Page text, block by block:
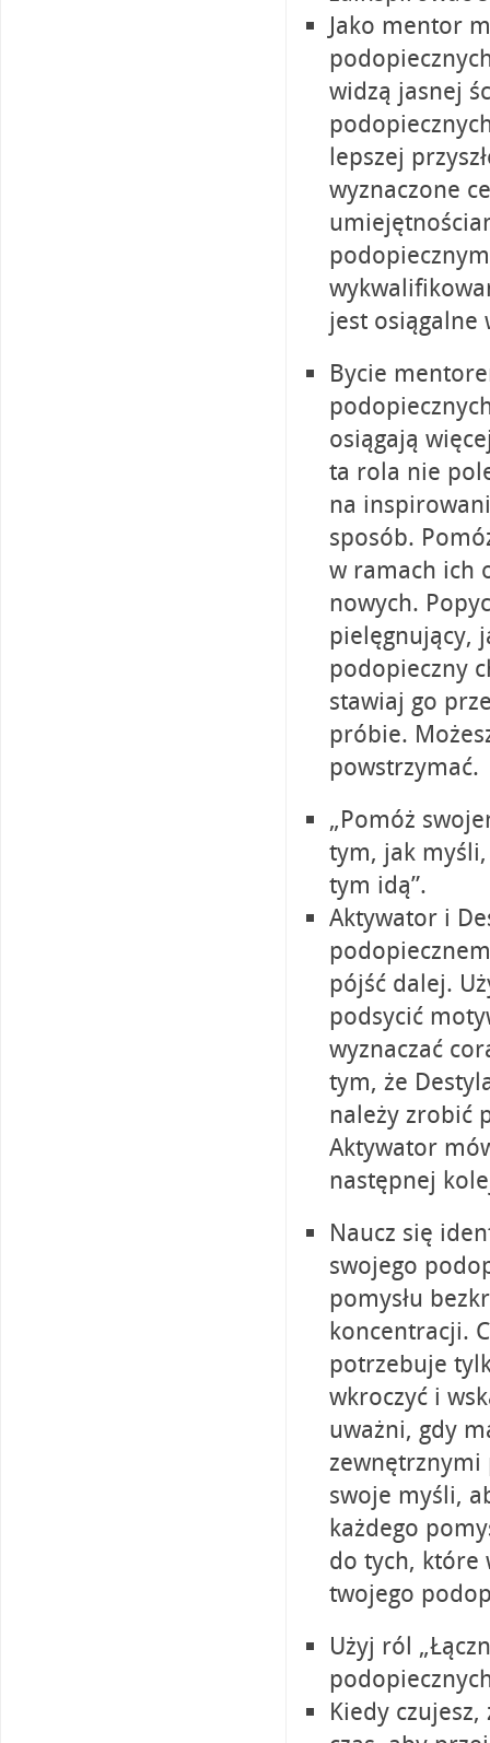
Jako mentor
widzą jasnej
lepszej
wyznaczone
jest osiągalne
Bycie
osiągają
ta rola nie
na
sposób.
w ramach ich
nowych.
pielęgnujący,
podopieczny
stawiaj go
próbie.
powstrzymać.
„Pomóż
tym, jak
tym idą”.
Aktywator i
pójść dalej.
podsycić
wyznaczać
tym, że
należy zrobić
Aktywator
następnej
Naucz się
swojego
pomysłu
koncentracji.
potrzebuje
wkroczyć i
uważni, gdy
zewnętrznymi
swoje myśli,
każdego
do tych, które
twojego
Użyj ról
Kiedy